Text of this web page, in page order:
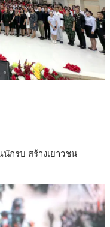
รบ สร้างเยาวชน